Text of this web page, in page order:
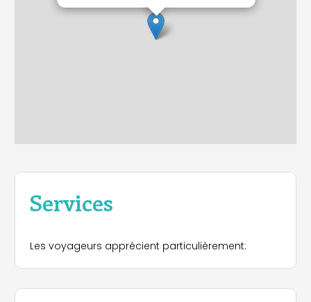
- Aire de jeux pour enfants
Services
Les voyageurs apprécient particulièrement: